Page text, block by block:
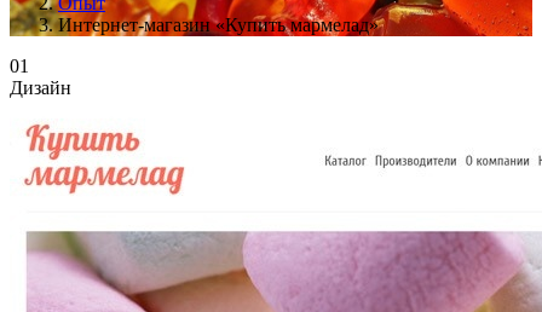
Интернет-магазин «Купить мармелад»
01
Дизайн